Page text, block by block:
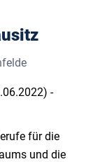
-
für die
und die